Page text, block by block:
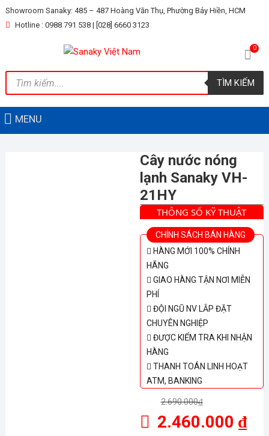
Skip
to
Showroom Sanaky: 485 – 487 Hoàng Văn Thụ, Phường Bảy Hiền, HCM
Hotline : 0988 791 538 | [028] 6660 3123
0
Tìm
kiếm
sản
TÌM KIẾM
MENU
Cây nước nóng
lạnh Sanaky VH-
21HY
THÔNG SỐ KỸ THUẬT
CHÍNH SÁCH BÁN HÀNG
HÀNG MỚI 100% CHÍNH
HÃNG
GIAO HÀNG TẬN NƠI MIỄN
PHÍ
ĐỘI NGŨ NV LẮP ĐẶT
CHUYÊN NGHIỆP
ĐƯỢC KIỂM TRA KHI NHẬN
HÀNG
THANH TOÁN LINH HOẠT
ATM, BANKING
2.690.000₫
2.460.000 ₫